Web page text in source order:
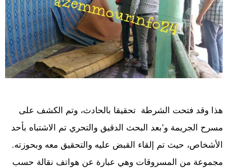
هذا وقد فتحت الشرطة تحقيقا بالحادث، وتم الكشف على
مسرح الجريمة و’بعد البحث الدقيق والتحري تم الاشتباه بأحد
الأشخاص، حيث تم إلقاء القبض عليه والتحقيق معه وبحوزته.
مجموعة من المسروقات وهي عبارة عن هواتف نقالة حسب